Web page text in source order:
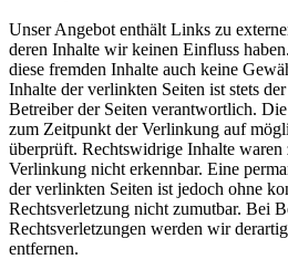
Unser Angebot enthält Links zu
deren Inhalte wir keinen Einfluss
diese fremden Inhalte auch keine
Inhalte der verlinkten Seiten ist stets
Betreiber der Seiten verantwortlich.
zum Zeitpunkt der Verlinkung auf
überprüft. Rechtswidrige Inhalte
Verlinkung nicht erkennbar. Eine
der verlinkten Seiten ist jedoch ohne
Rechtsverletzung nicht zumutbar. Bei
Rechtsverletzungen werden wir
entfernen.